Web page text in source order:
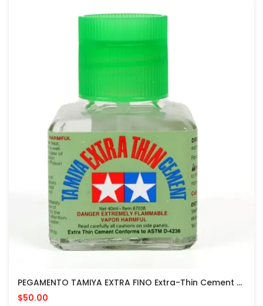
PEGAMENTO TAMIYA EXTRA FINO Extra-Thin Cement 40 ML MADE IN JAPAN Quick Setting Version
$50.00